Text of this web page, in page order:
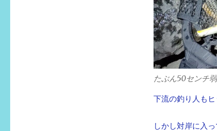
たぶん50センチ
下流の釣り人も
しかし対岸に入